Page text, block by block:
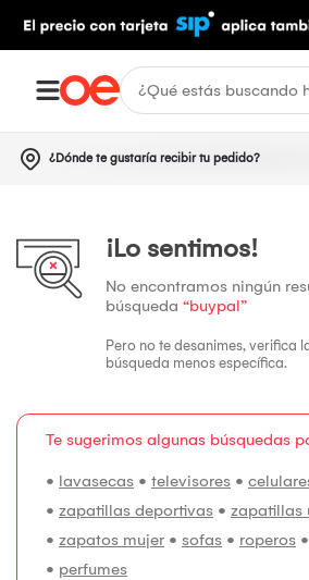
¿Dónde te gustaría recibir tu pedido?
¡Lo sentimos!
No encontramos ningún
búsqueda “buypal”
Pero no te desanimes, verifica
búsqueda menos específica.
Te sugerimos algunas búsquedas
• lavasecas • televisores •
• zapatillas deportivas • zapatillas
• zapatos mujer • sofas • roperos •
• perfumes